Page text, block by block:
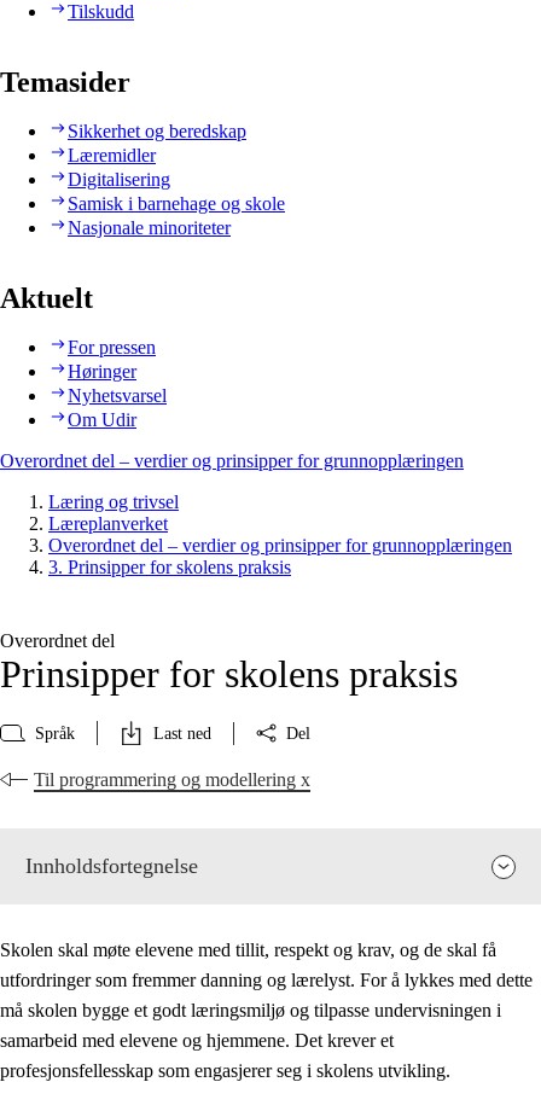
Tilskudd
Temasider
Sikkerhet og beredskap
Læremidler
Digitalisering
Samisk i barnehage og skole
Nasjonale minoriteter
Aktuelt
For pressen
Høringer
Nyhetsvarsel
Om Udir
Overordnet del – verdier og prinsipper for grunnopplæringen
Læring og trivsel
Læreplanverket
Overordnet del – verdier og prinsipper for grunnopplæringen
3. Prinsipper for skolens praksis
Overordnet del
Prinsipper for skolens praksis
Språk Last ned Del
Til programmering og modellering x
Innholdsfortegnelse
Skolen skal møte elevene med tillit, respekt og krav, og de skal få
utfordringer som fremmer danning og lærelyst. For å lykkes med dette
må skolen bygge et godt læringsmiljø og tilpasse undervisningen i
samarbeid med elevene og hjemmene. Det krever et
profesjonsfellesskap som engasjerer seg i skolens utvikling.